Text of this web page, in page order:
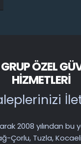
ÖZEL
HIZMETLERI
2008 yılından
Çorlu, Tuzla,